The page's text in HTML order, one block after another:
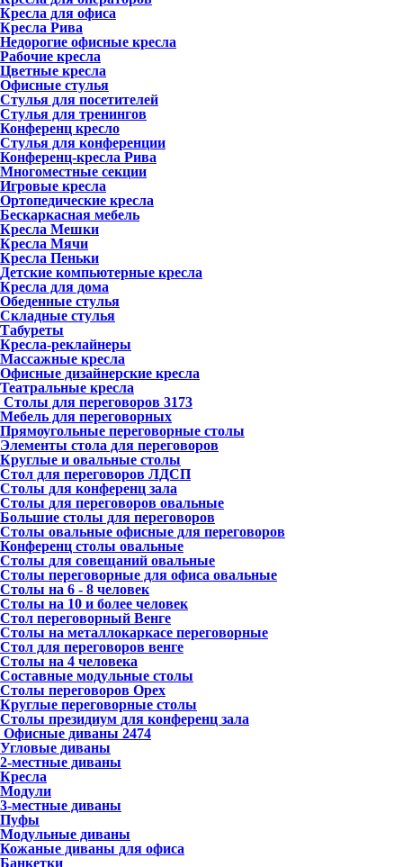
Кресла для офиса
Кресла Рива
Недорогие офисные кресла
Рабочие кресла
Цветные кресла
Офисные стулья
Стулья для посетителей
Стулья для тренингов
Конференц кресло
Стулья для конференции
Конференц-кресла Рива
Многоместные секции
Игровые кресла
Ортопедические кресла
Бескаркасная мебель
Кресла Мешки
Кресла Мячи
Кресла Пеньки
Детские компьютерные кресла
Кресла для дома
Обеденные стулья
Складные стулья
Табуреты
Кресла-реклайнеры
Массажные кресла
Офисные дизайнерские кресла
Театральные кресла
Столы для переговоров 3173
Мебель для переговорных
Прямоугольные переговорные столы
Элементы стола для переговоров
Круглые и овальные столы
Стол для переговоров ЛДСП
Столы для конференц зала
Столы для переговоров овальные
Большие столы для переговоров
Столы овальные офисные для переговоров
Конференц столы овальные
Столы для совещаний овальные
Столы переговорные для офиса овальные
Столы на 6 - 8 человек
Столы на 10 и более человек
Стол переговорный Венге
Столы на металлокаркасе переговорные
Стол для переговоров венге
Столы на 4 человека
Составные модульные столы
Столы переговоров Орех
Круглые переговорные столы
Столы президиум для конференц зала
Офисные диваны 2474
Угловые диваны
2-местные диваны
Кресла
Модули
3-местные диваны
Пуфы
Модульные диваны
Кожаные диваны для офиса
Банкетки